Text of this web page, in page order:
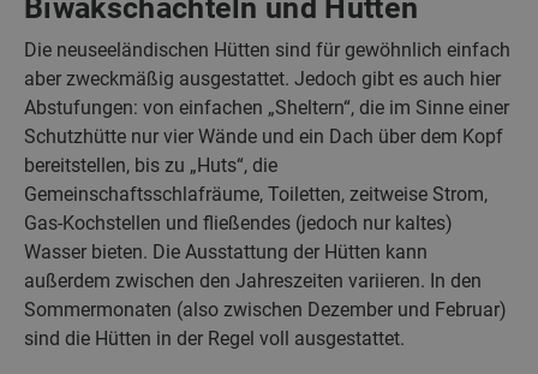
Biwakschachteln und Hütten
Die neuseeländischen Hütten sind für gewöhnlich einfach
aber zweckmäßig ausgestattet. Jedoch gibt es auch hier
Abstufungen: von einfachen „Sheltern“, die im Sinne einer
Schutzhütte nur vier Wände und ein Dach über dem Kopf
bereitstellen, bis zu „Huts“, die
Gemeinschaftsschlafräume, Toiletten, zeitweise Strom,
Gas-Kochstellen und fließendes (jedoch nur kaltes)
Wasser bieten. Die Ausstattung der Hütten kann
außerdem zwischen den Jahreszeiten variieren. In den
Sommermonaten (also zwischen Dezember und Februar)
sind die Hütten in der Regel voll ausgestattet.